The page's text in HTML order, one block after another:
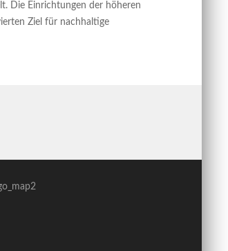
Die Einrichtungen der höheren
Ziel für nachhaltige